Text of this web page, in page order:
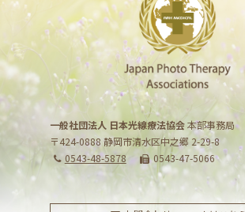
一般社団法人 日本光線療法協会本部事務局
〒424-0888 静岡市清水区中之郷 2-29-8
0543-48-5878
0543-47-5066